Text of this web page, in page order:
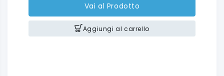
Vai al Prodotto
Aggiungi al carrello